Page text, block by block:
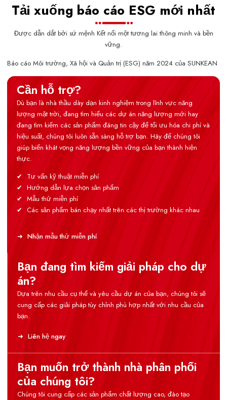
Tải xuống báo cáo ESG mới nhất
Được dẫn dắt bởi sứ mệnh Kết nối một tương lai thông minh và bền
vững.
Báo cáo Môi trường, Xã hội và Quản trị (ESG) năm 2024 của SUNKEAN
Cần hỗ trợ?
Dù bạn là nhà thầu dày dạn kinh nghiệm trong lĩnh vực năng
lượng mặt trời, đang tìm hiểu các dự án năng lượng mới hay
đang tìm kiếm các sản phẩm đáng tin cậy để tối ưu hóa chi phí và
hiệu suất, chúng tôi luôn sẵn sàng hỗ trợ bạn. Hãy để chúng tôi
giúp biến khát vọng năng lượng bền vững của bạn thành hiện
thực.
Tư vấn kỹ thuật miễn phí
Hướng dẫn lựa chọn sản phẩm
Mẫu thử miễn phí
Các sản phẩm bán chạy nhất trên các thị trường khác nhau
Nhận mẫu thử miễn phí
Bạn đang tìm kiếm giải pháp cho dự
án?
Dựa trên nhu cầu cụ thể và yêu cầu dự án của bạn, chúng tôi sẽ
cung cấp các giải pháp tùy chỉnh phù hợp nhất với nhu cầu của
bạn.
Liên hệ ngay
Bạn muốn trở thành nhà phân phối
của chúng tôi?
Chúng tôi cung cấp các sản phẩm chất lượng cao, đào tạo